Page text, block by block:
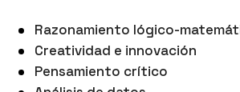
Razonamiento lógico-
Creatividad e innovación
Pensamiento crítico